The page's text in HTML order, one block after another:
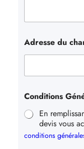
Adresse du
Conditions
En
devis vous
conditions